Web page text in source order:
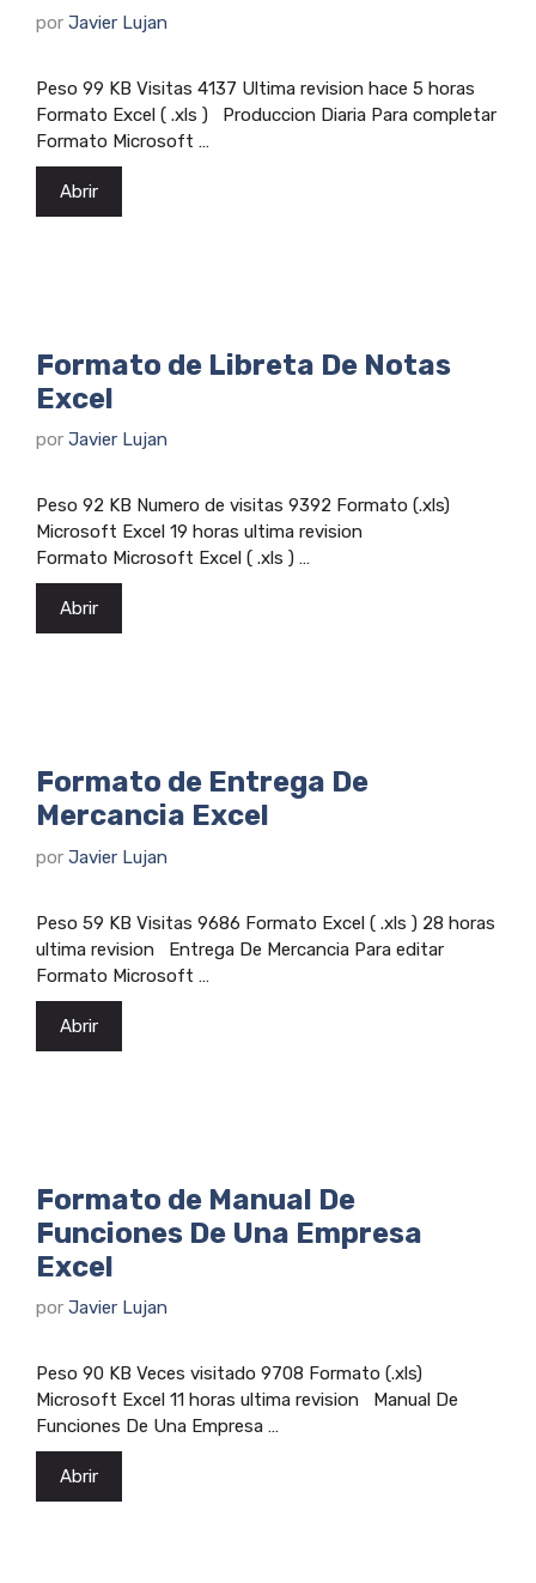
por Javier Lujan
Peso 99 KB Visitas 4137 Ultima revision hace 5 horas
Formato Excel ( .xls ) Produccion Diaria Para completar
Formato Microsoft …
Abrir
Formato de Libreta De Notas
Excel
por Javier Lujan
Peso 92 KB Numero de visitas 9392 Formato (.xls)
Microsoft Excel 19 horas ultima revision
Formato Microsoft Excel ( .xls ) …
Abrir
Formato de Entrega De
Mercancia Excel
por Javier Lujan
Peso 59 KB Visitas 9686 Formato Excel ( .xls ) 28 horas
ultima revision Entrega De Mercancia Para editar
Formato Microsoft …
Abrir
Formato de Manual De
Funciones De Una Empresa
Excel
por Javier Lujan
Peso 90 KB Veces visitado 9708 Formato (.xls)
Microsoft Excel 11 horas ultima revision Manual De
Funciones De Una Empresa …
Abrir